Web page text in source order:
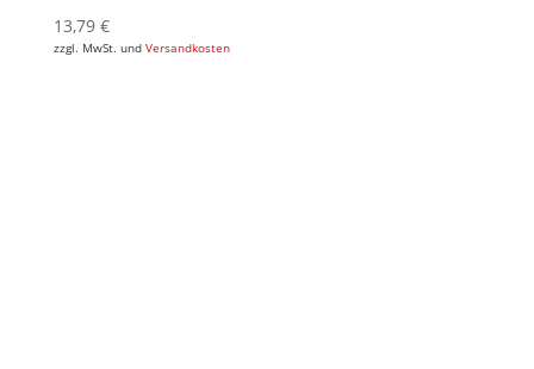
13,79 €
zzgl. MwSt. und Versandkosten